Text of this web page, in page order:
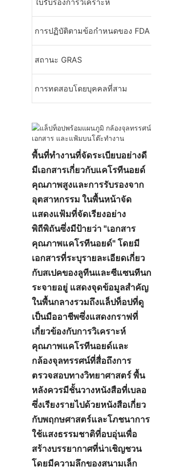
ใบรับรองการวิเคราะห์
การปฏิบัติตามข้อกำหนดของ FDA
สถานะ GRAS
การทดสอบโดยบุคคลที่สาม
พื้นที่ทำงานที่จัดระเบียบอย่างดี
มีเอกสารเกี่ยวกับแคโรทีนอยด์
คุณภาพสูงและการรับรองจาก
อุตสาหกรรม ในพื้นหน้าจัด
แสดงแฟ้มที่จัดเรียงอย่าง
พิถีพิถันซึ่งมีป้ายว่า "เอกสาร
คุณภาพแคโรทีนอยด์" โดยมี
เอกสารที่ระบุรายละเอียดเกี่ยว
กับสเปคของลูทีนและซีแซนทีนก
ระจายอยู่ แสดงจุดข้อมูลสำคัญ
ในพื้นกลางรวมถึงแล็ปท็อปที่ดู
เป็นมืออาชีพซึ่งแสดงกราฟที่
เกี่ยวข้องกับการวิเคราะห์
คุณภาพแคโรทีนอยด์และ
กล้องจุลทรรศน์ที่สื่อถึงการ
ตรวจสอบทางวิทยาศาสตร์ พื้น
หลังควรมีชั้นวางหนังสือที่เบลอ
ซึ่งเรียงรายไปด้วยหนังสือเกี่ยว
กับพฤกษศาสตร์และโภชนาการ
ใช้แสงธรรมชาติที่อบอุ่นเพื่อ
สร้างบรรยากาศที่น่าเชิญชวน
โดยมีความลึกของสนามเล็ก